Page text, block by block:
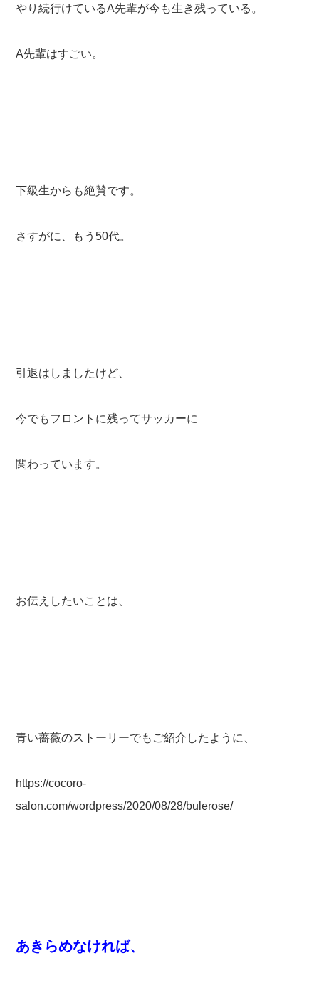
やり続行けているA先輩が今も生き残っている。
A先輩はすごい。
下級生からも絶賛です。
さすがに、もう50代。
引退はしましたけど、
今でもフロントに残ってサッカーに
関わっています。
お伝えしたいことは、
青い薔薇のストーリーでもご紹介したように、
https://cocoro-
salon.com/wordpress/2020/08/28/bulerose/
あきらめなければ、